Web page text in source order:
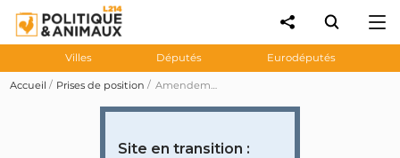
Villes Députés Eurodéputés
Accueil Prises de position Amendement 186 visant à instaurer une autorité du ministère de l'Agriculture sur l'Office français de la biodiversité
Site en transition :